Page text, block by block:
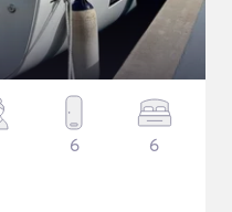
6 6